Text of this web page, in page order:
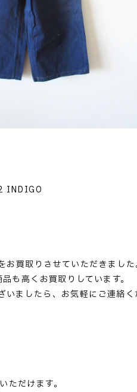
INDIGO
取りさせていただきました
高くお買取りしています。
ましたら、お気軽にご連絡く
だけます。